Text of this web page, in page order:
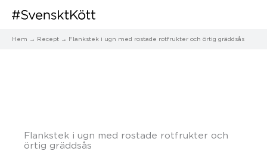
Hem Recept Flankstek i ugn med rostade rotfrukter och örtig gräddsås
Flankstek i ugn med rostade rotfrukter och
örtig gräddsås